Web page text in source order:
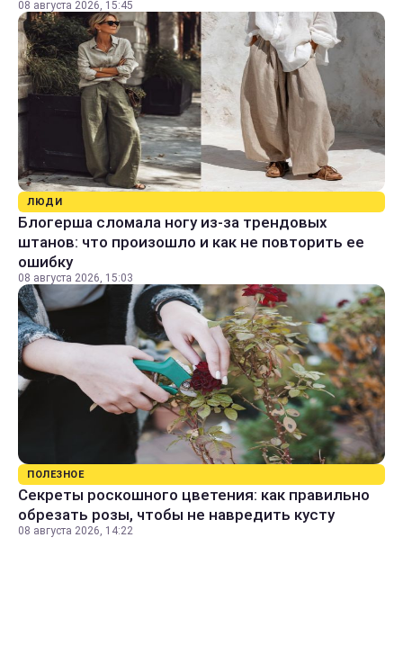
08 августа 2026, 15:45
ЛЮДИ
Блогерша сломала ногу из-за трендовых
штанов: что произошло и как не повторить ее
ошибку
08 августа 2026, 15:03
ПОЛЕЗНОЕ
Секреты роскошного цветения: как правильно
обрезать розы, чтобы не навредить кусту
08 августа 2026, 14:22